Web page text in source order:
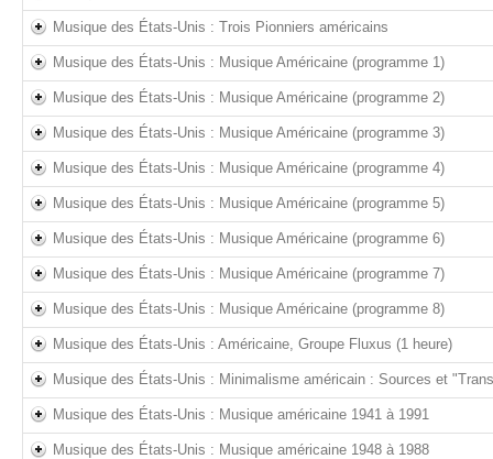
Musique des États-Unis : Trois Pionniers américains
Musique des États-Unis : Musique Américaine (programme 1)
Musique des États-Unis : Musique Américaine (programme 2)
Musique des États-Unis : Musique Américaine (programme 3)
Musique des États-Unis : Musique Américaine (programme 4)
Musique des États-Unis : Musique Américaine (programme 5)
Musique des États-Unis : Musique Américaine (programme 6)
Musique des États-Unis : Musique Américaine (programme 7)
Musique des États-Unis : Musique Américaine (programme 8)
Musique des États-Unis : Américaine, Groupe Fluxus (1 heure)
Musique des États-Unis : Minimalisme américain : Sources et
Musique des États-Unis : Musique américaine 1941 à 1991
Musique des États-Unis : Musique américaine 1948 à 1988